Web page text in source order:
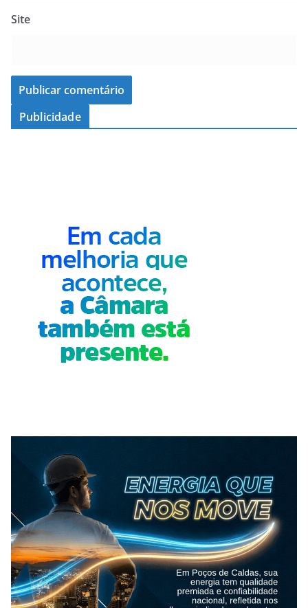
Site
Publicidade